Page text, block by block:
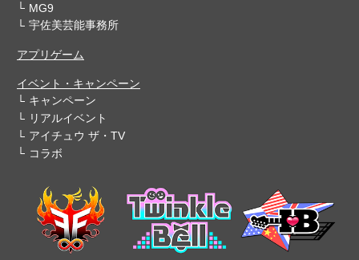
MG9
宇佐美芸能事務所
アプリゲーム
イベント・キャンペーン
キャンペーン
リアルイベント
アイチュウ ザ・TV
コラボ